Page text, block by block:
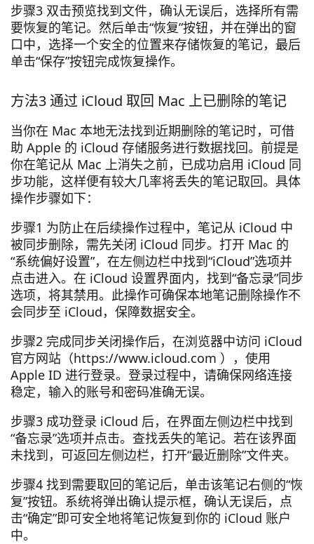
步骤3 双击预览找到文件，确认无误后，选择所有需
要恢复的笔记。然后单击“恢复”按钮，并在弹出的窗
口中，选择一个安全的位置来存储恢复的笔记，最后
单击“保存”按钮完成恢复操作。
方法3 通过 iCloud 取回 Mac 上已删除的笔记
当你在 Mac 本地无法找到近期删除的笔记时，可借
助 Apple 的 iCloud 存储服务进行数据找回。前提是
你在笔记从 Mac 上消失之前，已成功启用 iCloud 同
步功能，这样便有较大几率将丢失的笔记取回。具体
操作步骤如下：
步骤1 为防止在后续操作过程中，笔记从 iCloud 中
被同步删除，需先关闭 iCloud 同步。打开 Mac 的
“系统偏好设置”，在左侧边栏中找到“iCloud”选项并
点击进入。在 iCloud 设置界面内，找到“备忘录”同步
选项，将其禁用。此操作可确保本地笔记删除操作不
会同步至 iCloud，保障数据安全。
步骤2 完成同步关闭操作后，在浏览器中访问 iCloud
官方网站（https://www.icloud.com ），使用
Apple ID 进行登录。登录过程中，请确保网络连接
稳定，输入的账号和密码准确无误。
步骤3 成功登录 iCloud 后，在界面左侧边栏中找到
“备忘录”选项并点击。查找丢失的笔记。若在该界面
未找到，可返回左侧边栏，打开“最近删除”文件夹。
步骤4 找到需要取回的笔记后，单击该笔记右侧的“恢
复”按钮。系统将弹出确认提示框，确认无误后，点
击“确定”即可安全地将笔记恢复到你的 iCloud 账户
中。